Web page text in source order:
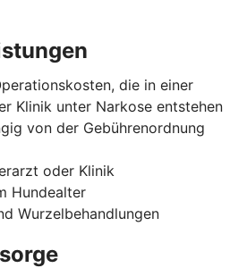
die in einer
Klinik unter Narkose entstehen
von der Gebührenordnung
oder Klinik
Hundealter
Wurzelbehandlungen